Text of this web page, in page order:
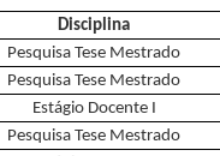
Disciplina
Pesquisa Tese Mestrado
Pesquisa Tese Mestrado
Estágio Docente I
Pesquisa Tese Mestrado